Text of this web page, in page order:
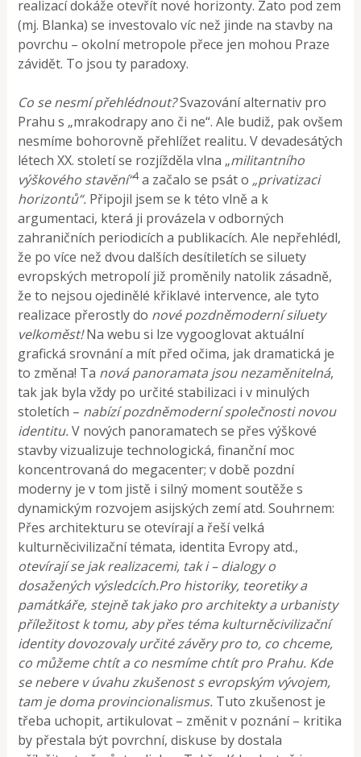
realizací dokáže otevřít nové horizonty. Zato pod zem
(mj. Blanka) se investovalo víc než jinde na stavby na
povrchu – okolní metropole přece jen mohou Praze
závidět. To jsou ty paradoxy.
Co se nesmí přehlédnout?Svazování alternativ pro
Prahu s „mrakodrapy ano či ne“. Ale budiž, pak ovšem
nesmíme bohorovně přehlížet realitu.V devadesátých
létech XX. století se rozjížděla vlna „militantního
výškového stavění“4a začalo se psát o „privatizaci
horizontů“. Připojil jsem se k této vlně a k
argumentaci, která ji provázela v odborných
zahraničních periodicích a publikacích. Ale nepřehlédl,
že po více než dvou dalších desítiletích se siluety
evropských metropolí již proměnily natolik zásadně,
že to nejsou ojedinělé křiklavé intervence, ale tyto
realizace přerostly do nové pozdněmoderní siluety
velkoměst!Na webu si lze vygooglovat aktuální
grafická srovnání a mít před očima, jak dramatická je
to změna! Ta nová panoramata jsou nezaměnitelná,
tak jak byla vždy po určité stabilizaci i v minulých
stoletích – nabízí pozdněmoderní společnosti novou
identitu.V nových panoramatech se přes výškové
stavby vizualizuje technologická, finanční moc
koncentrovaná do megacenter; v době pozdní
moderny je v tom jistě i silný moment soutěže s
dynamickým rozvojem asijských zemí atd. Souhrnem:
Přes architekturu se otevírají a řeší velká
kulturněcivilizační témata, identita Evropy atd.,
otevírají se jak realizacemi, tak i – dialogy o
dosažených výsledcích.Pro historiky, teoretiky a
památkáře, stejně tak jako pro architekty a urbanisty
příležitost k tomu, aby přes téma kulturněcivilizační
identity dovozovaly určité závěry pro to, co chceme,
co můžeme chtít a co nesmíme chtít pro Prahu. Kde
se nebere v úvahu zkušenost s evropským vývojem,
tam je doma provincionalismus. Tuto zkušenost je
třeba uchopit, artikulovat – změnit v poznání – kritika
by přestala být povrchní, diskuse by dostala